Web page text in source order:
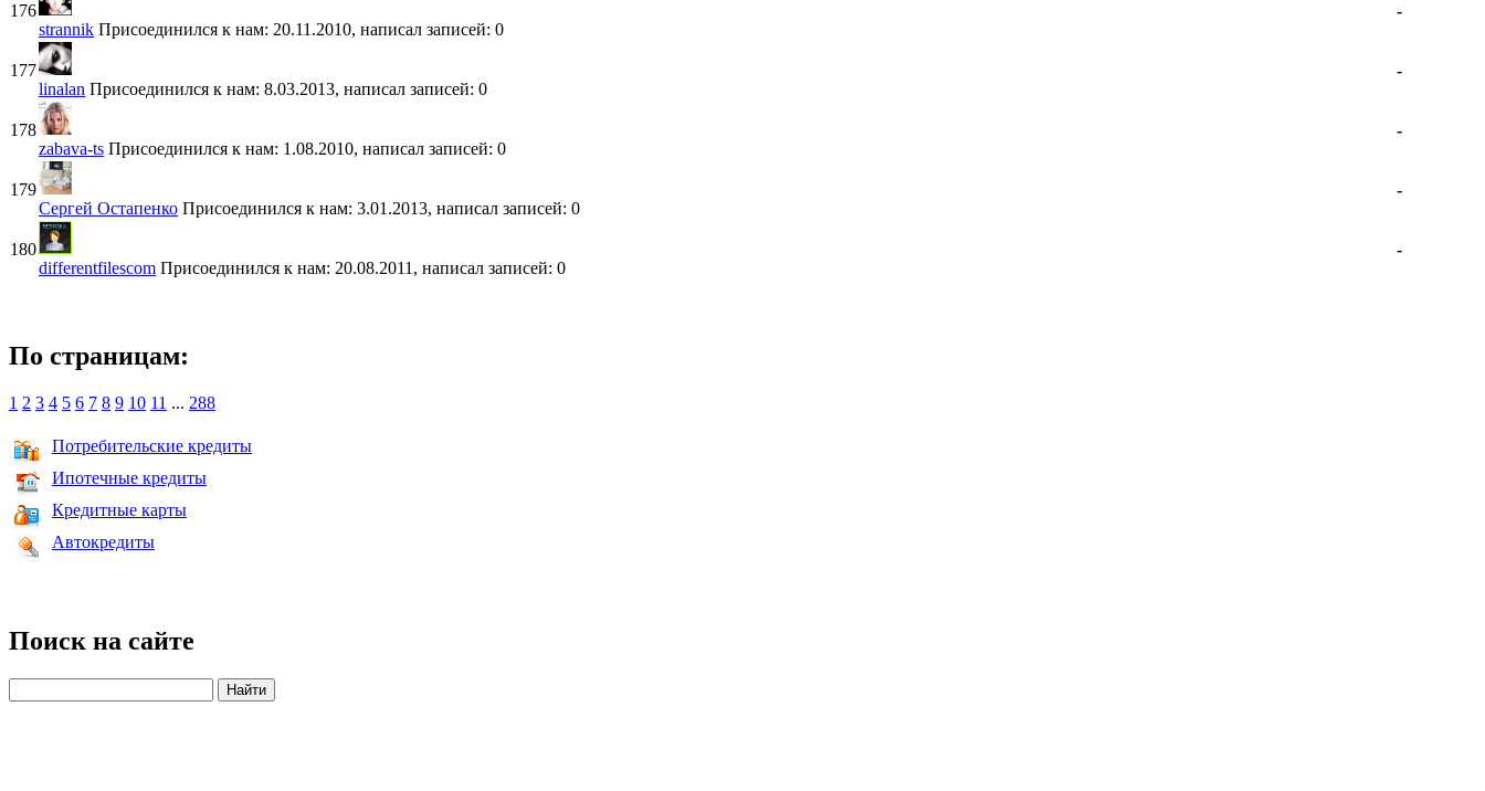
176
strannik Присоединился к нам: 20.11.2010, написал записей: 0
-
177
linalan Присоединился к нам: 8.03.2013, написал записей: 0
-
178
zabava-ts Присоединился к нам: 1.08.2010, написал записей: 0
-
179
Сергей Остапенко Присоединился к нам: 3.01.2013, написал записей: 0
-
180
differentfilescom Присоединился к нам: 20.08.2011, написал записей: 0
-
По страницам:
1 2 3 4 5 6 7 8 9 10 11 ... 288
Потребительские кредиты
Ипотечные кредиты
Кредитные карты
Автокредиты
Поиск на сайте